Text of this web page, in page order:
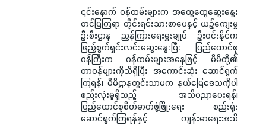
၎င်းနောက် ဝန်ထမ်းများက အထွေထွေဆွေးနွေး
တင်ပြကြရာ တိုင်းရင်းသားစာပေနှင့် ယဉ်ကျေးမှု
ဦးစီးဌာန ညွှန်ကြားရေးမှူးချုပ် ဦးဝင်းနိုင်က
ဖြည့်စွက်ရှင်းလင်းဆွေးနွေးပြီး ပြည်ထောင်စု
ဝန်ကြီးက ဝန်ထမ်းများအနေဖြင့် မိမိတို့၏
တာဝန်များကိုသိရှိပြီး အကောင်းဆုံး ဆောင်ရွက်
ကြရန်၊ မိမိဌာနတွင်းသာမက နယ်မြေဒေသကိုပါ
စည်းလုံးမှုရှိသည့် အသိပညာပေးရန်၊
ပြည်ထောင်စုစိတ်ဓာတ်ဖွံ့ဖြိုးရေး စည်းရုံး
ဆောင်ရွက်ကြရန်နှင့် ကျန်းမာရေးအသိ